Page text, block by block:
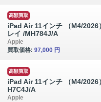
高額買取
iPad Air 11インチ （M4/
レイ /MH784J/A
Apple
買取価格: 97,000 円
高額買取
iPad Air 11インチ （M4/
H7C4J/A
Apple